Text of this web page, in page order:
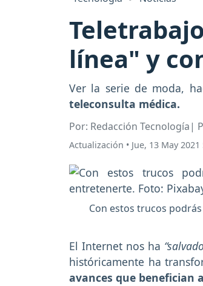
línea" y
Ver la serie de moda,
teleconsulta médica.
Por: Redacción Tecnología|
Actualización • Jue, 13 May
Con estos trucos
El Internet nos ha
históricamente ha
avances que benefician